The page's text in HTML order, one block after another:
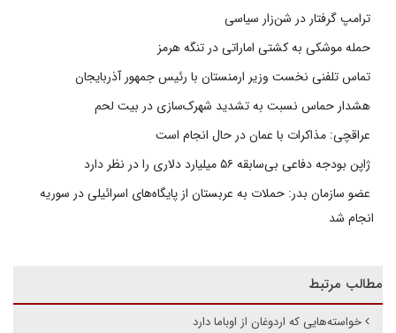
ترامپ گرفتار در شن‌زار سیاسی
حمله موشکی به کشتی اماراتی در تنگه هرمز
تماس تلفنی نخست وزیر ارمنستان با رئیس جمهور آذربایجان
هشدار حماس نسبت به تشدید شهرک‌سازی در بیت‌ لحم
عراقچی: مذاکرات با عمان در حال انجام است
ژاپن بودجه دفاعی بی‌سابقه ۵۶ میلیارد دلاری را در نظر دارد
عضو سازمان بدر: حملات به عربستان از پایگاه‌های اسرائیلی در سوریه
انجام شد
مطالب مرتبط
خواسته‌هایی که اردوغان از اوباما دارد